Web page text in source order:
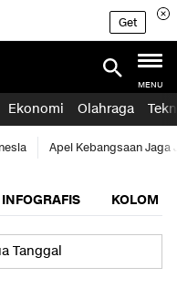
Get
MENU
Ekonomi Olahraga
Apel Kebangsaan Jaga
INFOGRAFIS KOLOM